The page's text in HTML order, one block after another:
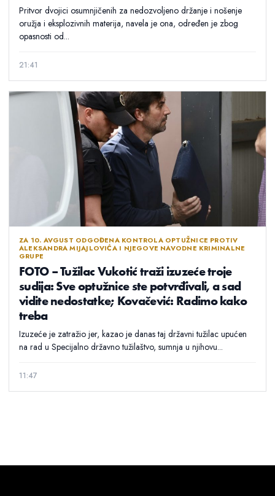
Pritvor dvojici osumnjičenih za nedozvoljeno držanje i nošenje
oružja i eksplozivnih materija, navela je ona, određen je zbog
opasnosti od...
21:41
ZA 10. AVGUST ODGOĐENA KONTROLA OPTUŽNICE PROTIV
ALEKSANDRA MIJAJLOVIĆA I NJEGOVE NAVODNE KRIMINALNE
GRUPE
FOTO – Tužilac Vukotić traži izuzeće troje
sudija: Sve optužnice ste potvrđivali, a sad
vidite nedostatke; Kovačević: Radimo kako
treba
Izuzeće je zatražio jer, kazao je danas taj državni tužilac upućen
na rad u Specijalno državno tužilaštvo, sumnja u njihovu...
11:47